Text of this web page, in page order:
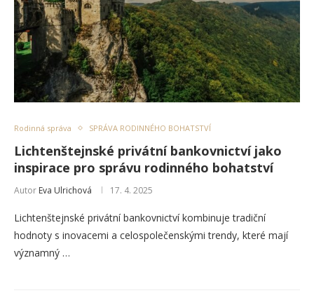
Rodinná správa SPRÁVA RODINNÉHO BOHATSTVÍ
Lichtenštejnské privátní bankovnictví jako
inspirace pro správu rodinného bohatství
Autor Eva Ulrichová 17. 4. 2025
Lichtenštejnské privátní bankovnictví kombinuje tradiční
hodnoty s inovacemi a celospolečenskými trendy, které mají
významný …